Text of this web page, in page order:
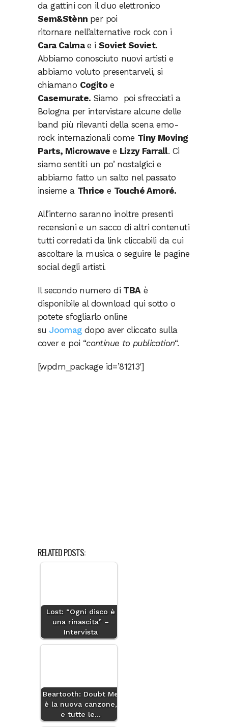
da gattini con il duo elettronico
Sem&Stènn per poi
ritornare nell’alternative rock con i
Cara Calmae i Soviet Soviet.
Abbiamo conosciuto nuovi artisti e
abbiamo voluto presentarveli, si
chiamano Cogito e
Casemurate. Siamo poi sfrecciati a
Bologna per intervistare alcune delle
band più rilevanti della scena emo-
rock internazionali come Tiny Moving
Parts, Microwave e Lizzy Farrall. Ci
siamo sentiti un po’ nostalgici e
abbiamo fatto un salto nel passato
insieme a Thrice e Touché Amoré.
All’interno saranno inoltre presenti
recensioni e un sacco di altri contenuti
tutti corredati da link cliccabili da cui
ascoltare la musica o seguire le pagine
social degli artisti.
Il secondo numero di TBAè
disponibile al download qui sotto o
potete sfogliarlo online
su Joomagdopo aver cliccato sulla
cover e poi “continue to publication“.
[wpdm_package id=’81213′]
RELATED POSTS:
Lost: “Ogni disco è
una rinascita” –
Intervista
Beartooth: Doubt Me
è la nuova canzone,
e tutte le…